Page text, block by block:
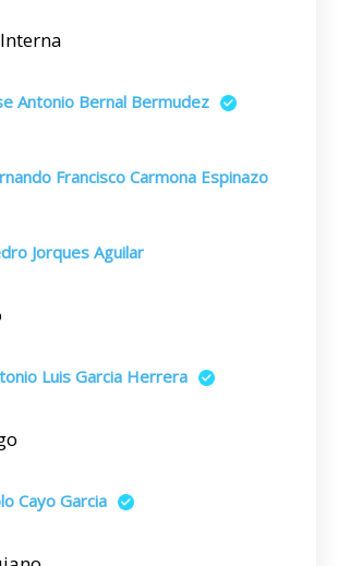
Antonio Bernal Bermudez
Francisco Carmona Espinazo
Jorques Aguilar
Luis Garcia Herrera
Cayo Garcia